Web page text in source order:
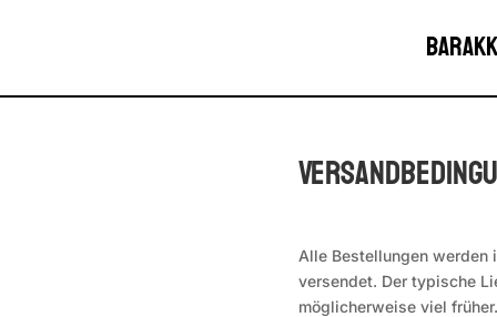
Alle Bestellungen werden
versendet. Der typische
möglicherweise viel